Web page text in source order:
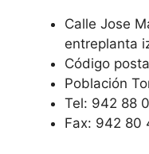
Calle Jose
entreplanta
Código
Población
Tel: 942 88
Fax: 942 80